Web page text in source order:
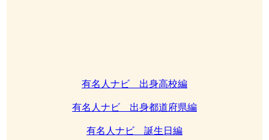
有名人ナビ 出身高校編
有名人ナビ 出身都道府県編
有名人ナビ 誕生日編